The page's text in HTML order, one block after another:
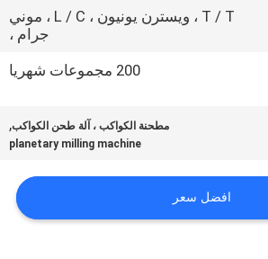
T / T ، ويسترن يونيون ، L / C ، موني
جرام ،
200 مجموعات شهريا
مطحنة الكواكب ، آلة طحن الكواكب,
planetary milling machine
افضل سعر